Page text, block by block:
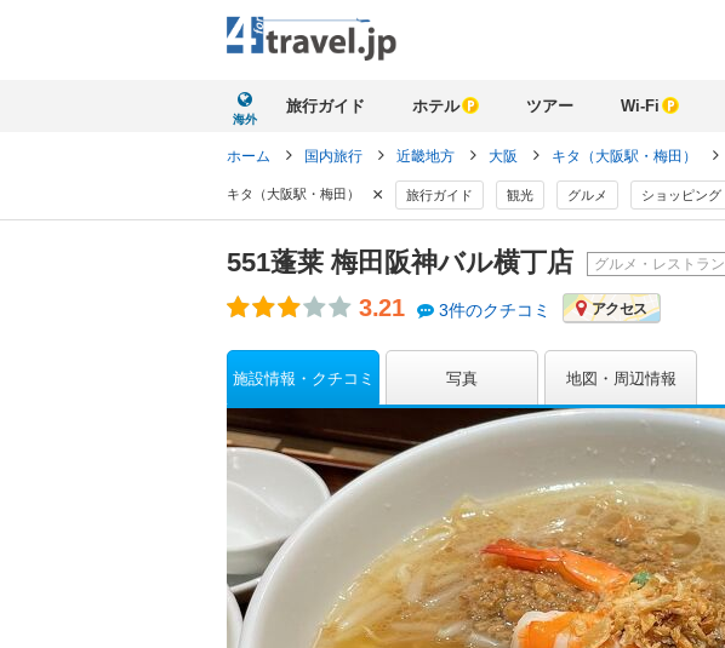
海外
旅行ガイド ホテル ツアー Wi-Fi
ホーム 国内旅行 近畿地方 大阪 キタ（大阪駅・梅田）
キタ（大阪駅・梅田） × 旅行ガイド 観光 グルメ ショッピング
551蓬莱 梅田阪神バル横丁店 グルメ・レストラン
3.21 3件のクチコミ アクセス
施設情報・クチコミ 写真 地図・周辺情報